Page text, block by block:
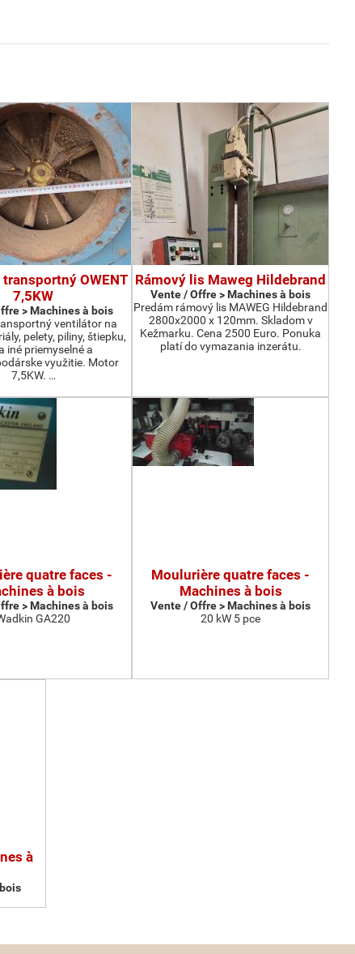
OWENT
7,5KW
> Machines à bois
ventilátor na
pelety, piliny, štiepku,
iné priemyselné a
využitie. Motor
7,5KW. …
Rámový lis Maweg Hildebrand
Vente / Offre > Machines à bois
Predám rámový lis MAWEG Hildebrand
2800x2000 x 120mm. Skladom v
Kežmarku. Cena 2500 Euro. Ponuka
platí do vymazania inzerátu.
quatre faces -
à bois
> Machines à bois
GA220
Moulurière quatre faces -
Machines à bois
Vente / Offre > Machines à bois
20 kW 5 pce
à